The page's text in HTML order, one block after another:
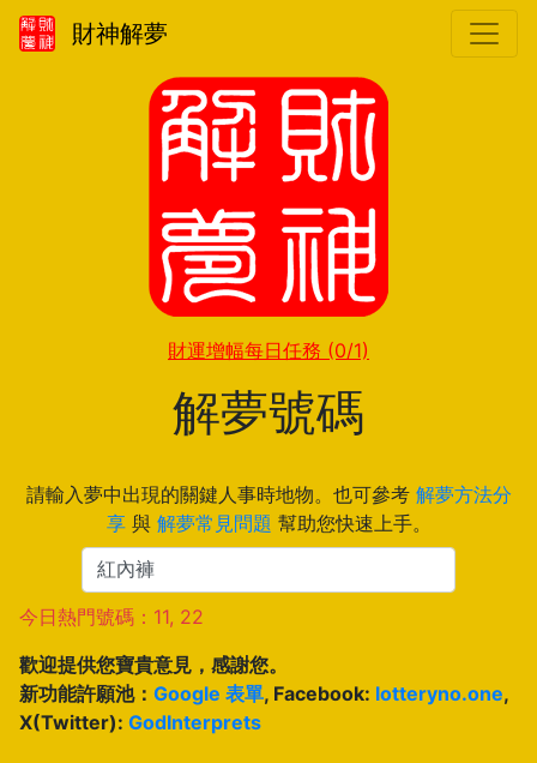
財神解夢
財運增幅每日任務 (0/1)
解夢號碼
請輸入夢中出現的關鍵人事時地物。也可參考 解夢方法分
享與 解夢常見問題 幫助您快速上手。
今日熱門號碼：11, 22
歡迎提供您寶貴意見，感謝您。
新功能許願池： Google 表單, Facebook: lotteryno.one,
X(Twitter): GodInterprets